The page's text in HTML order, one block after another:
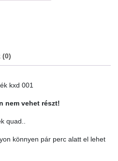
(0)
kxd 001
nem vehet részt!
quad..
könnyen pár perc alatt el lehet